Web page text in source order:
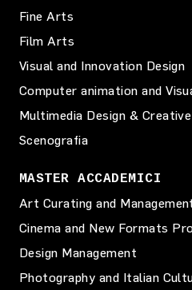
Fine Arts
Film Arts
Visual and Innovation Design
Computer animation and
Multimedia Design &
Scenografia
MASTER ACCADEMICI
Art Curating and
Cinema and New Formats
Design Management
Photography and Italian